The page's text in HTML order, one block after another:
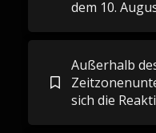
dem 10.
Außerhalb
sich die